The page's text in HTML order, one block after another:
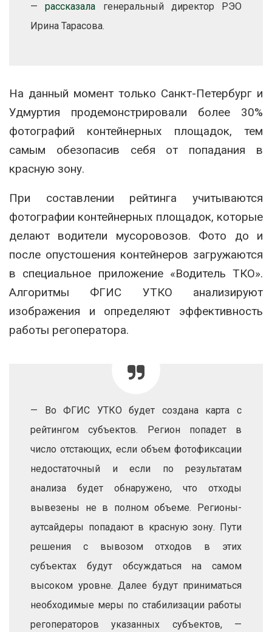
—рассказала генеральный директор РЭО
Ирина Тарасова.
На данный момент только Санкт-Петербург и
Удмуртия продемонстрировали более 30%
фотографий контейнерных площадок, тем
самым обезопасив себя от попадания в
красную зону.
При составлении рейтинга учитываются
фотографии контейнерных площадок, которые
делают водители мусоровозов. Фото до и
после опустошения контейнеров загружаются
в специальное приложение «Водитель ТКО».
Алгоритмы ФГИС УТКО анализируют
изображения и определяют эффективность
работы регоператора.
— Во ФГИС УТКО будет создана карта с
рейтингом субъектов. Регион попадет в
число отстающих, если объем фотофиксации
недостаточный и если по результатам
анализа будет обнаружено, что отходы
вывезены не в полном объеме. Регионы-
аутсайдеры попадают в красную зону. Пути
решения с вывозом отходов в этих
субъектах будут обсуждаться на самом
высоком уровне. Далее будут приниматься
необходимые меры по стабилизации работы
регоператоров указанных субъектов, —